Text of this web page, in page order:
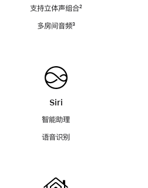
支持立体声组合脚
²
多房间音频脚
³
Siri
智能助理
语音识别